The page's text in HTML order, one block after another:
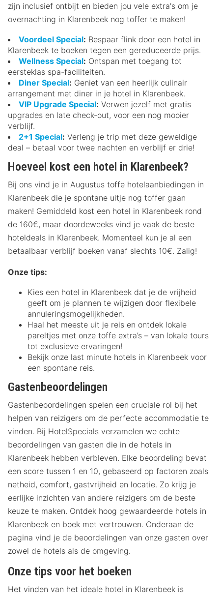
zijn inclusief ontbijt en bieden jou vele extra's om je
overnachting in Klarenbeek nog toffer te maken!
Voordeel Special: Bespaar flink door een hotel in
Klarenbeek te boeken tegen een gereduceerde prijs.
Wellness Special: Ontspan met toegang tot
eersteklas spa-faciliteiten.
Diner Special: Geniet van een heerlijk culinair
arrangement met diner in je hotel in Klarenbeek.
VIP Upgrade Special: Verwen jezelf met gratis
upgrades en late check-out, voor een nog mooier
verblijf.
2+1 Special: Verleng je trip met deze geweldige
deal – betaal voor twee nachten en verblijf er drie!
Hoeveel kost een hotel in Klarenbeek?
Bij ons vind je in Augustus toffe hotelaanbiedingen in
Klarenbeek die je spontane uitje nog toffer gaan
maken! Gemiddeld kost een hotel in Klarenbeek rond
de 160€, maar doordeweeks vind je vaak de beste
hoteldeals in Klarenbeek. Momenteel kun je al een
betaalbaar verblijf boeken vanaf slechts 10€. Zalig!
Onze tips:
Kies een hotel in Klarenbeek dat je de vrijheid
geeft om je plannen te wijzigen door flexibele
annuleringsmogelijkheden.
Haal het meeste uit je reis en ontdek lokale
pareltjes met onze toffe extra’s – van lokale tours
tot exclusieve ervaringen!
Bekijk onze last minute hotels in Klarenbeek voor
een spontane reis.
Gastenbeoordelingen
Gastenbeoordelingen spelen een cruciale rol bij het
helpen van reizigers om de perfecte accommodatie te
vinden. Bij HotelSpecials verzamelen we echte
beoordelingen van gasten die in de hotels in
Klarenbeek hebben verbleven. Elke beoordeling bevat
een score tussen 1 en 10, gebaseerd op factoren zoals
netheid, comfort, gastvrijheid en locatie. Zo krijg je
eerlijke inzichten van andere reizigers om de beste
keuze te maken. Ontdek hoog gewaardeerde hotels in
Klarenbeek en boek met vertrouwen. Onderaan de
pagina vind je de beoordelingen van onze gasten over
zowel de hotels als de omgeving.
Onze tips voor het boeken
Het vinden van het ideale hotel in Klarenbeek is